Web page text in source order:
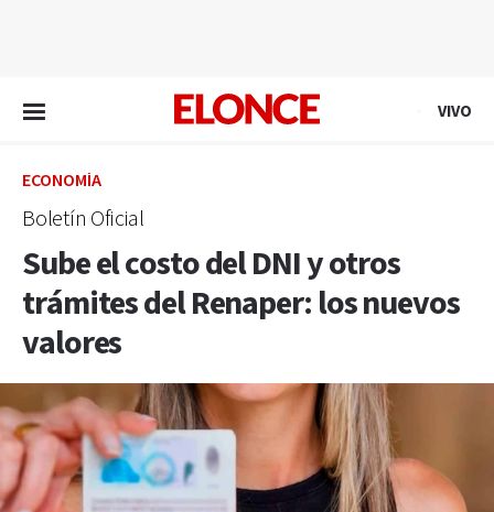
VIVO
ECONOMÍA
Boletín Oficial
Sube el costo del DNI y otros
trámites del Renaper: los nuevos
valores